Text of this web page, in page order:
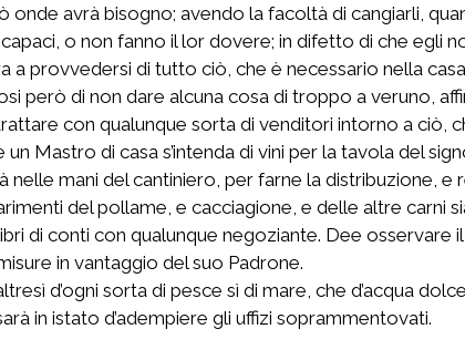
avrà bisogno; avendo la facoltà di cangiarli,
o non fanno il lor dovere; in difetto di che egli
a provvedersi di tutto ciò, che è necessario nella
però di non dare alcuna cosa di troppo a veruno,
con qualunque sorta di venditori intorno a ciò,
un Mastro di casa s’intenda di vini per la tavola del
nelle mani del cantiniero, per farne la distribuzione, e
del pollame, e cacciagione, e delle altre carni
di conti con qualunque negoziante. Dee osservare
in vantaggio del suo Padrone.
d’ogni sorta di pesce sì di mare, che d’acqua
in istato d’adempiere gli uffizi soprammentovati.